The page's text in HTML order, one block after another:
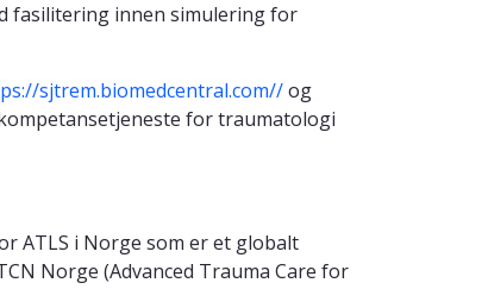
fasilitering innen simulering for
sjtrem.biomedcentral.com//og
for traumatologi
ATLS i Norge som er et globalt
Norge (Advanced Trauma Care for